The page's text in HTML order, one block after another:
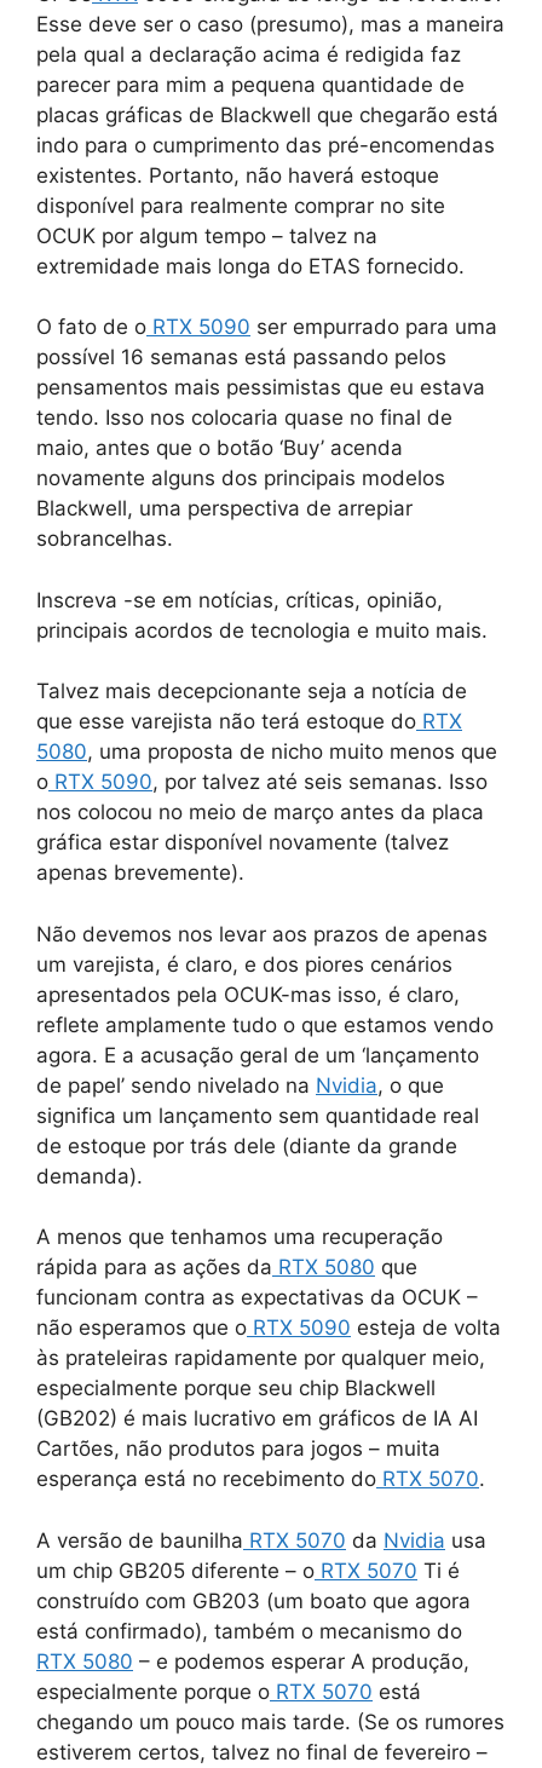
Esse deve ser o caso (presumo), mas a maneira
pela qual a declaração acima é redigida faz
parecer para mim a pequena quantidade de
placas gráficas de Blackwell que chegarão está
indo para o cumprimento das pré-encomendas
existentes. Portanto, não haverá estoque
disponível para realmente comprar no site
OCUK por algum tempo – talvez na
extremidade mais longa do ETAS fornecido.
O fato de o RTX 5090 ser empurrado para uma
possível 16 semanas está passando pelos
pensamentos mais pessimistas que eu estava
tendo. Isso nos colocaria quase no final de
maio, antes que o botão ‘Buy’ acenda
novamente alguns dos principais modelos
Blackwell, uma perspectiva de arrepiar
sobrancelhas.
Inscreva -se em notícias, críticas, opinião,
principais acordos de tecnologia e muito mais.
Talvez mais decepcionante seja a notícia de
que esse varejista não terá estoque do RTX
5080, uma proposta de nicho muito menos que
o RTX 5090, por talvez até seis semanas. Isso
nos colocou no meio de março antes da placa
gráfica estar disponível novamente (talvez
apenas brevemente).
Não devemos nos levar aos prazos de apenas
um varejista, é claro, e dos piores cenários
apresentados pela OCUK-mas isso, é claro,
reflete amplamente tudo o que estamos vendo
agora. E a acusação geral de um ‘lançamento
de papel’ sendo nivelado na Nvidia, o que
significa um lançamento sem quantidade real
de estoque por trás dele (diante da grande
demanda).
A menos que tenhamos uma recuperação
rápida para as ações da RTX 5080 que
funcionam contra as expectativas da OCUK –
não esperamos que o RTX 5090 esteja de volta
às prateleiras rapidamente por qualquer meio,
especialmente porque seu chip Blackwell
(GB202) é mais lucrativo em gráficos de IA AI
Cartões, não produtos para jogos – muita
esperança está no recebimento do RTX 5070.
A versão de baunilha RTX 5070 da Nvidia usa
um chip GB205 diferente – o RTX 5070 Ti é
construído com GB203 (um boato que agora
está confirmado), também o mecanismo do
RTX 5080 – e podemos esperar A produção,
especialmente porque o RTX 5070 está
chegando um pouco mais tarde. (Se os rumores
estiverem certos, talvez no final de fevereiro –